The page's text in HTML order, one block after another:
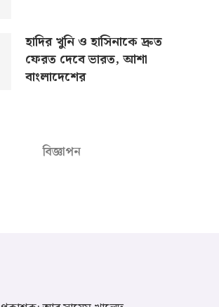
হাদির খুনি ও হাসিনাকে দ্রুত
ফেরত দেবে ভারত, আশা
বাংলাদেশের
বিজ্ঞাপন